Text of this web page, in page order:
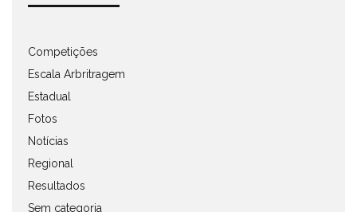
Competições
Escala Arbritragem
Estadual
Fotos
Notícias
Regional
Resultados
Sem categoria